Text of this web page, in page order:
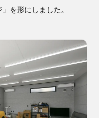
を形にしました。